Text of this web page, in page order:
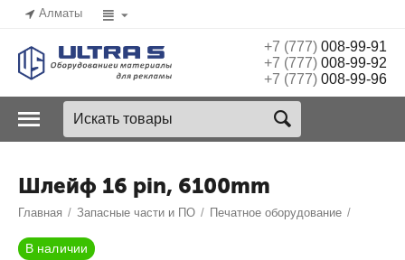
Алматы
+7 (777)008-99-91
+7 (777)008-99-92
+7 (777)008-99-96
Шлейф 16 pin, 6100mm
Главная / Запасные части и ПО / Печатное оборудование /
В наличии